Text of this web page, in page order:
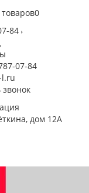
0
84
07-84
l.ru
звонок
дом 12А